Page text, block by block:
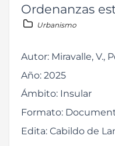
Ordenanzas
Urbanismo
Autor: Miravalle, V.,
Año: 2025
Ámbito: Insular
Formato:
Edita: Cabildo de